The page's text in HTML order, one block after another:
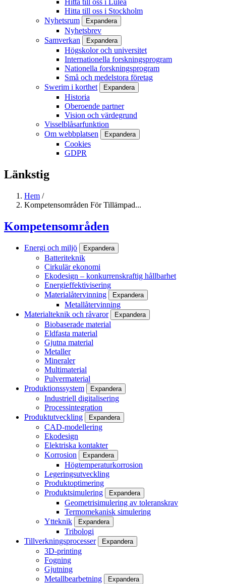
Hitta till oss i Stockholm
Nyhetsrum
Expandera
Nyhetsbrev
Samverkan
Expandera
Högskolor och universitet
Internationella forskningsprogram
Nationella forskningsprogram
Små och medelstora företag
Swerim i korthet
Expandera
Historia
Oberoende partner
Vision och värdegrund
Visselblåsarfunktion
Om webbplatsen
Expandera
Cookies
GDPR
Länkstig
Hem /
Kompetensområden För Tillämpad...
Kompetensområden
Energi och miljö Expandera
Batteriteknik
Cirkulär ekonomi
Ekodesign – konkurrenskraftig hållbarhet
Energieffektivisering
Materialåtervinning
Expandera
Metallåtervinning
Materialteknik och råvaror
Expandera
Biobaserade material
Eldfasta material
Gjutna material
Metaller
Mineraler
Multimaterial
Pulvermaterial
Produktionssystem
Expandera
Industriell digitalisering
Processintegration
Produktutveckling
Expandera
CAD-modellering
Ekodesign
Elektriska kontakter
Korrosion
Expandera
Högtemperaturkorrosion
Legeringsutveckling
Produktoptimering
Produktsimulering
Expandera
Geometrisimulering av toleranskrav
Termomekanisk simulering
Ytteknik
Expandera
Tribologi
Tillverkningsprocesser
Expandera
3D-printing
Fogning
Gjutning
Metallbearbetning
Expandera